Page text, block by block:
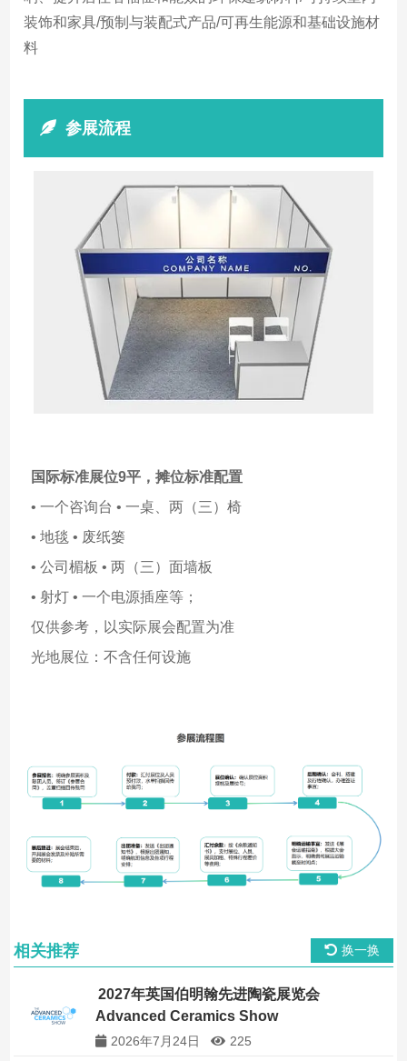
装饰和家具/预制与装配式产品/可再生能源和基础设施材
料
参展流程
国际标准展位9平，摊位标准配置
• 一个咨询台 • 一桌、两（三）椅
• 地毯 • 废纸篓
• 公司楣板 • 两（三）面墙板
• 射灯 • 一个电源插座等；
仅供参考，以实际展会配置为准
光地展位：不含任何设施
相关推荐 换一换
2027年英国伯明翰先进陶瓷展览会
Advanced Ceramics Show
2026年7月24日
225